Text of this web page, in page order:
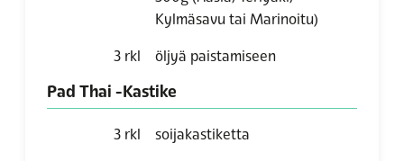
Kylmäsavu tai Marinoitu)
3 rkl öljyä paistamiseen
Pad Thai -Kastike
3 rkl soijakastiketta